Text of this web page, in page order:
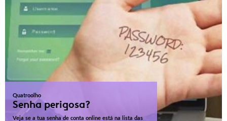
Quatroolho
Senha perigosa?
Veja se a tua senha de conta online está na lista das